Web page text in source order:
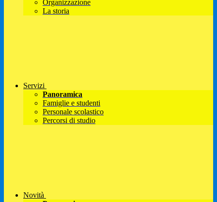
Organizzazione
La storia
Servizi
Panoramica
Famiglie e studenti
Personale scolastico
Percorsi di studio
Novità